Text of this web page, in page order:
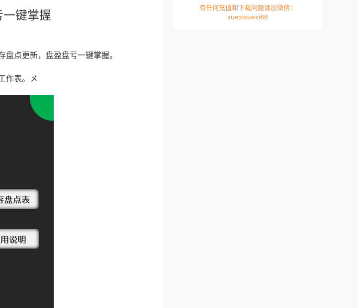
键掌握
点更新，盘盈盘亏一键掌握。
作表。メ
有任何充值和下载问题请加微信：
xuexixuexi66